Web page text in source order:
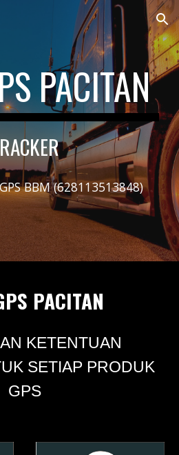
Skip to navigation
PACITAN
BBM (628113513848)
PACITAN
KETENTUAN
SETIAP PRODUK
GPS